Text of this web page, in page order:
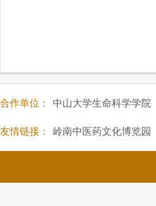
合作单位： 中山大学生命科学学院
友情链接： 岭南中医药文化博览园